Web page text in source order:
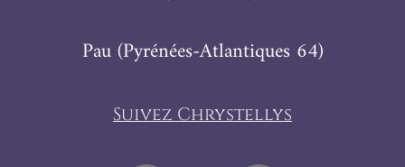
Pau (Pyrénées-Atlantiques 64)
Suivez Chrystellys